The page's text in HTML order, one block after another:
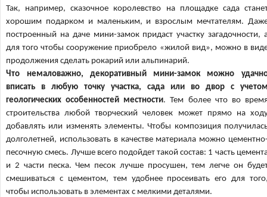
Так, например, сказочное королевство на площадке сада
хорошим подарком и маленьким, и взрослым мечтателям.
построенный на даче мини-замок придаст участку загадочности,
для того чтобы сооружение приобрело «жилой вид», можно в
продолжения сделать рокарий или альпинарий.
Что немаловажно, декоративный мини-замок можно
вписать в любую точку участка, сада или во двор с
геологических особенностей местности. Тем более что во
строительства любой творческий человек может прямо на
добавлять или изменять элементы. Чтобы композиция
долголетней, использовать в качестве материала можно
песочную смесь. Лучше всего подойдет такой состав: 1 часть
и 2 части песка. Чем песок лучше просушен, тем легче он
смешиваться с цементом, тем удобнее просеивать его для
чтобы использовать в элементах с мелкими деталями.